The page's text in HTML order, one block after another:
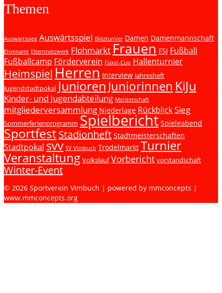
Themen
Auswärtssieg Auswärtsspiel Blitzturnier Damen Damenmannschaft
Ehrenamt Elternnetzwerk Flohmarkt Frauen FSJ Fußball
Fußballcamp Förderverein Füxxl-Cup Hallenturnier
Heimspiel Herren Interview Jahresheft
Jugendstadtpokal Junioren Juniorinnen KiJu
Kinder- und Jugendabteilung Meisterschaft
mitgliederversammlung Niederlage RückblickSieg
Sommerferienprogramm Spielbericht Spieleabend
SportfestStadionheft Stadtmeisterschaften
Stadtpokal svv SV Vimbuch Trödelmarkt Turnier
Veranstaltung Volkslauf Vorbericht vorstandschaft
Winter-Event
© 2026 Sportverein Vimbuch | powered by mmconcepts |
www.mmconcepts.org